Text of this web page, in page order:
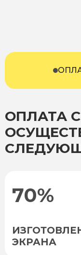
ОПЛАТА
70%
ЭКРАНА